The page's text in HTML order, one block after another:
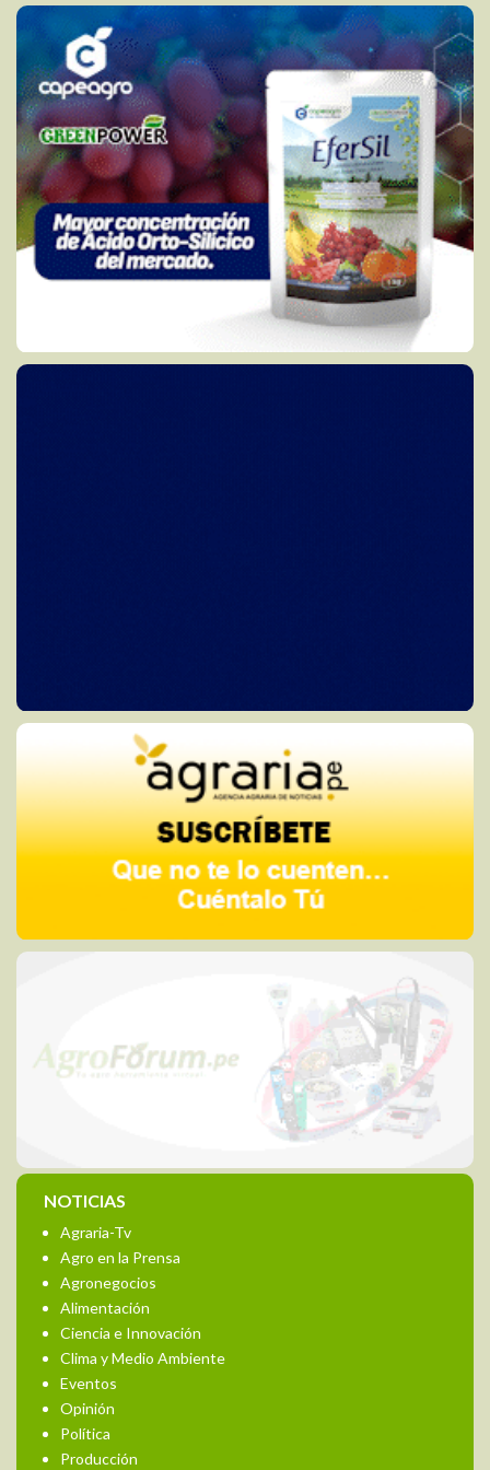
NOTICIAS
Agraria-Tv
Agro en la Prensa
Agronegocios
Alimentación
Ciencia e Innovación
Clima y Medio Ambiente
Eventos
Opinión
Política
Producción